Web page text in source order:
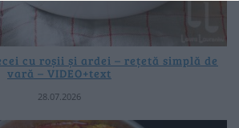
cu roșii și ardei – rețetă simplă de
vară – VIDEO+text
28.07.2026